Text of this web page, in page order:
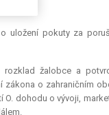
39)
uložení pokuty za
žalobce a
o zahraničním
dohodu o vývoji,